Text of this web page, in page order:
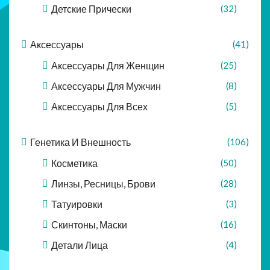
Детские Прически (32)
Аксессуары (41)
Аксессуары Для Женщин (25)
Аксессуары Для Мужчин (8)
Аксессуары Для Всех (5)
Генетика И Внешность (106)
Косметика (50)
Линзы, Ресницы, Брови (28)
Татуировки (3)
Скинтоны, Маски (16)
Детали Лица (4)